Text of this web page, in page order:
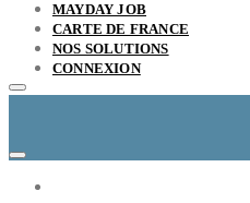
MAYDAY JOB
CARTE DE FRANCE
NOS SOLUTIONS
CONNEXION